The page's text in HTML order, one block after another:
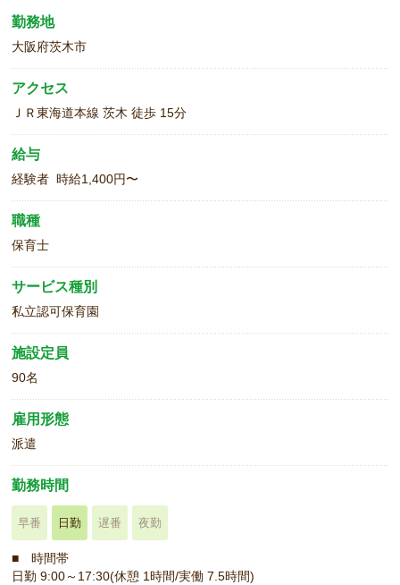
勤務地
大阪府茨木市
アクセス
ＪＲ東海道本線 茨木 徒歩 15分
給与
経験者 時給1,400円〜
職種
保育士
サービス種別
私立認可保育園
施設定員
90名
雇用形態
派遣
勤務時間
早番 日勤 遅番 夜勤
■ 時間帯
日勤 9:00～17:30(休憩 1時間/実働 7.5時間)